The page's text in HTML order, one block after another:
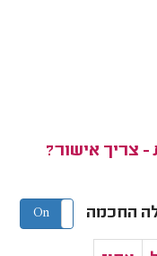
צריך אישור?
החכמה On Off